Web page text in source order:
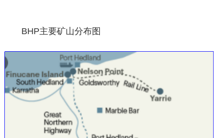
BHP主要矿山分布图